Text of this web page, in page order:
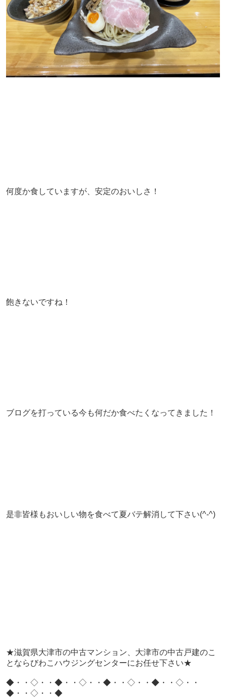
何度か食していますが、安定のおいしさ！
飽きないですね！
ブログを打っている今も何だか食べたくなってきました！
是非皆様もおいしい物を食べて夏バテ解消して下さい(^-^)
★滋賀県大津市の中古マンション、大津市の中古戸建のこ
とならびわこハウジングセンターにお任せ下さい★
◆・・◇・・◆・・◇・・◆・・◇・・◆・・◇・・
◆・・◇・・◆